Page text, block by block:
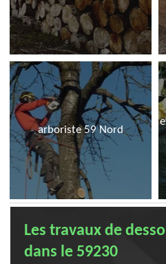
arboriste 59 Nord
Les travaux de
dans le 59230